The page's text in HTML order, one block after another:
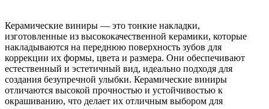
Керамические виниры — это тонкие накладки,
изготовленные из высококачественной керамики, которые
накладываются на переднюю поверхность зубов для
коррекции их формы, цвета и размера. Они обеспечивают
естественный и эстетичный вид, идеально подходя для
создания безупречной улыбки. Керамические виниры
отличаются высокой прочностью и устойчивостью к
окрашиванию, что делает их отличным выбором для